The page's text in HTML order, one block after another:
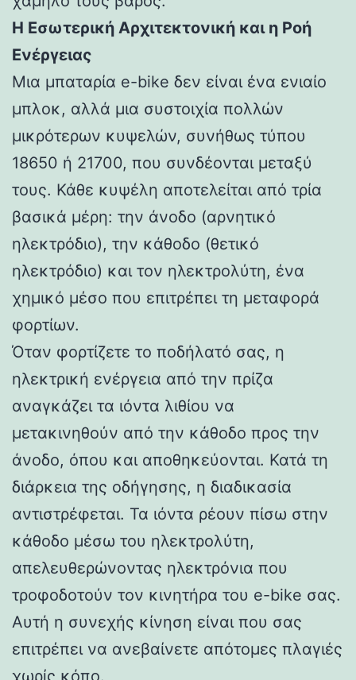
Η Εσωτερική Αρχιτεκτονική και η Ροή
Ενέργειας
Μια μπαταρία e-bike δεν είναι ένα ενιαίο
μπλοκ, αλλά μια συστοιχία πολλών
μικρότερων κυψελών, συνήθως τύπου
18650 ή 21700, που συνδέονται μεταξύ
τους. Κάθε κυψέλη αποτελείται από τρία
βασικά μέρη: την άνοδο (αρνητικό
ηλεκτρόδιο), την κάθοδο (θετικό
ηλεκτρόδιο) και τον ηλεκτρολύτη, ένα
χημικό μέσο που επιτρέπει τη μεταφορά
φορτίων.
Όταν φορτίζετε το ποδήλατό σας, η
ηλεκτρική ενέργεια από την πρίζα
αναγκάζει τα ιόντα λιθίου να
μετακινηθούν από την κάθοδο προς την
άνοδο, όπου και αποθηκεύονται. Κατά τη
διάρκεια της οδήγησης, η διαδικασία
αντιστρέφεται. Τα ιόντα ρέουν πίσω στην
κάθοδο μέσω του ηλεκτρολύτη,
απελευθερώνοντας ηλεκτρόνια που
τροφοδοτούν τον κινητήρα του e-bike σας.
Αυτή η συνεχής κίνηση είναι που σας
επιτρέπει να ανεβαίνετε απότομες πλαγιές
χωρίς κόπο.